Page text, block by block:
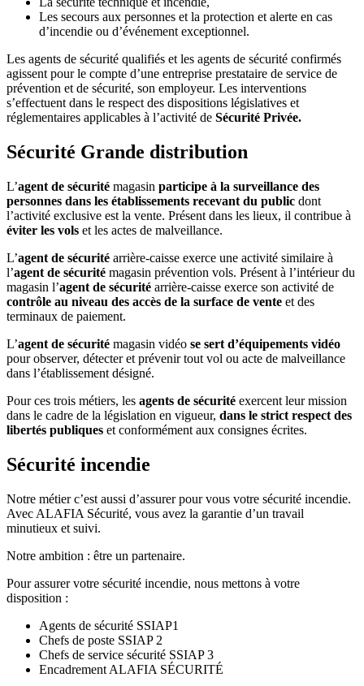
Les secours aux personnes et la protection et alerte en cas
d’incendie ou d’événement exceptionnel.
Les agents de sécurité qualifiés et les agents de sécurité confirmés
agissent pour le compte d’une entreprise prestataire de service de
prévention et de sécurité, son employeur. Les interventions
s’effectuent dans le respect des dispositions législatives et
réglementaires applicables à l’activité de Sécurité Privée.
Sécurité Grande distribution
L’agent de sécurité magasin participe à la surveillance des
personnes dans les établissements recevant du public dont
l’activité exclusive est la vente. Présent dans les lieux, il contribue à
éviter les vols et les actes de malveillance.
L’agent de sécurité arrière-caisse exerce une activité similaire à
l’agent de sécurité magasin prévention vols. Présent à l’intérieur du
magasin l’agent de sécurité arrière-caisse exerce son activité de
contrôle au niveau des accès de la surface de vente et des
terminaux de paiement.
L’agent de sécurité magasin vidéo se sert d’équipements vidéo
pour observer, détecter et prévenir tout vol ou acte de malveillance
dans l’établissement désigné.
Pour ces trois métiers, les agents de sécurité exercent leur mission
dans le cadre de la législation en vigueur, dans le strict respect des
libertés publiques et conformément aux consignes écrites.
Sécurité incendie
Notre métier c’est aussi d’assurer pour vous votre sécurité incendie.
Avec ALAFIA Sécurité, vous avez la garantie d’un travail
minutieux et suivi.
Notre ambition : être un partenaire.
Pour assurer votre sécurité incendie, nous mettons à votre
disposition :
Agents de sécurité SSIAP1
Chefs de poste SSIAP 2
Chefs de service sécurité SSIAP 3
Encadrement ALAFIA SÉCURITÉ